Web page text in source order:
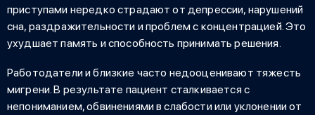
приступами нередко страдают от депрессии, нарушений
сна, раздражительности и проблем с концентрацией. Это
ухудшает память и способность принимать решения.
Работодатели и близкие часто недооценивают тяжесть
мигрени. В результате пациент сталкивается с
непониманием, обвинениями в слабости или уклонении от